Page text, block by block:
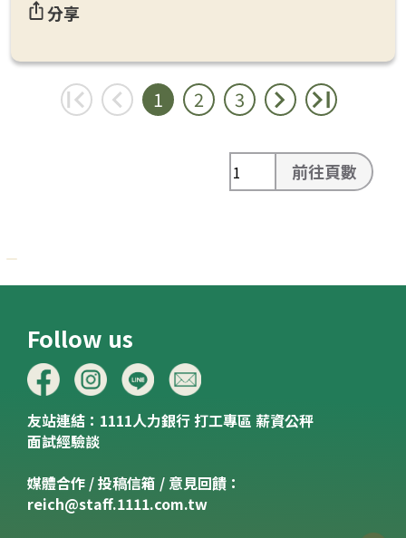
分享
1 2 3
前往頁數
Follow us
友站連結： 1111人力銀行打工專區 薪資公秤
面試經驗談
媒體合作 / 投稿信箱 / 意見回饋：
reich@staff.1111.com.tw